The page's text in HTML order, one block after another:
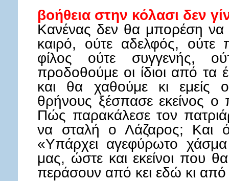
βοήθεια στην κόλασι δεν
Κανένας δεν θα μπορέση να
καιρό, ούτε αδελφός, ούτε
φίλος ούτε συγγενής,
προδοθούμε οι ίδιοι από
και θα χαθούμε κι εμείς
θρήνους ξέσπασε εκείνος
Πώς παρακάλεσε τον
να σταλή ο Λάζαρος; Και
«Υπάρχει αγεφύρωτο
μας, ώστε και εκείνοι που
περάσουν από κει εδώ κι από